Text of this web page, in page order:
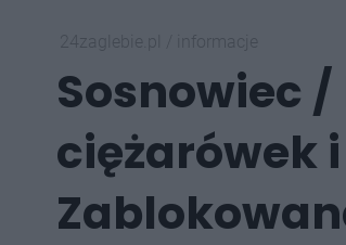
Sosnowiec
ciężarówek